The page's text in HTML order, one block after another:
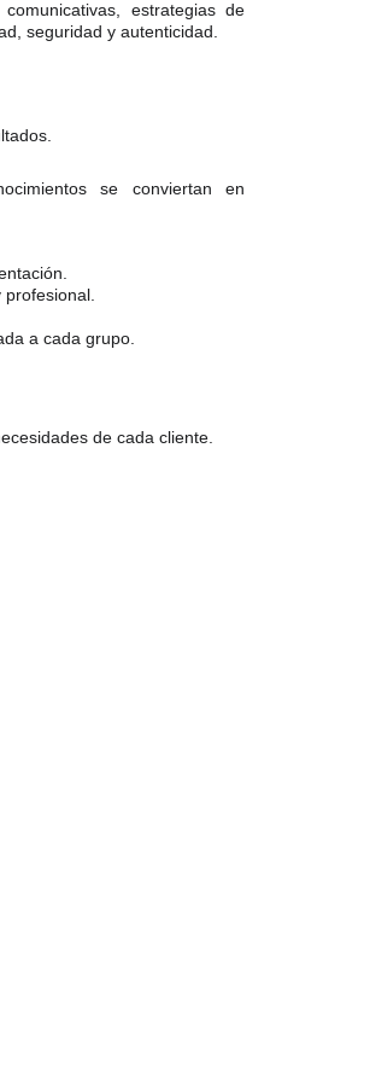
estrategias de
seguridad y autenticidad.
se conviertan en
a cada grupo.
de cada cliente.